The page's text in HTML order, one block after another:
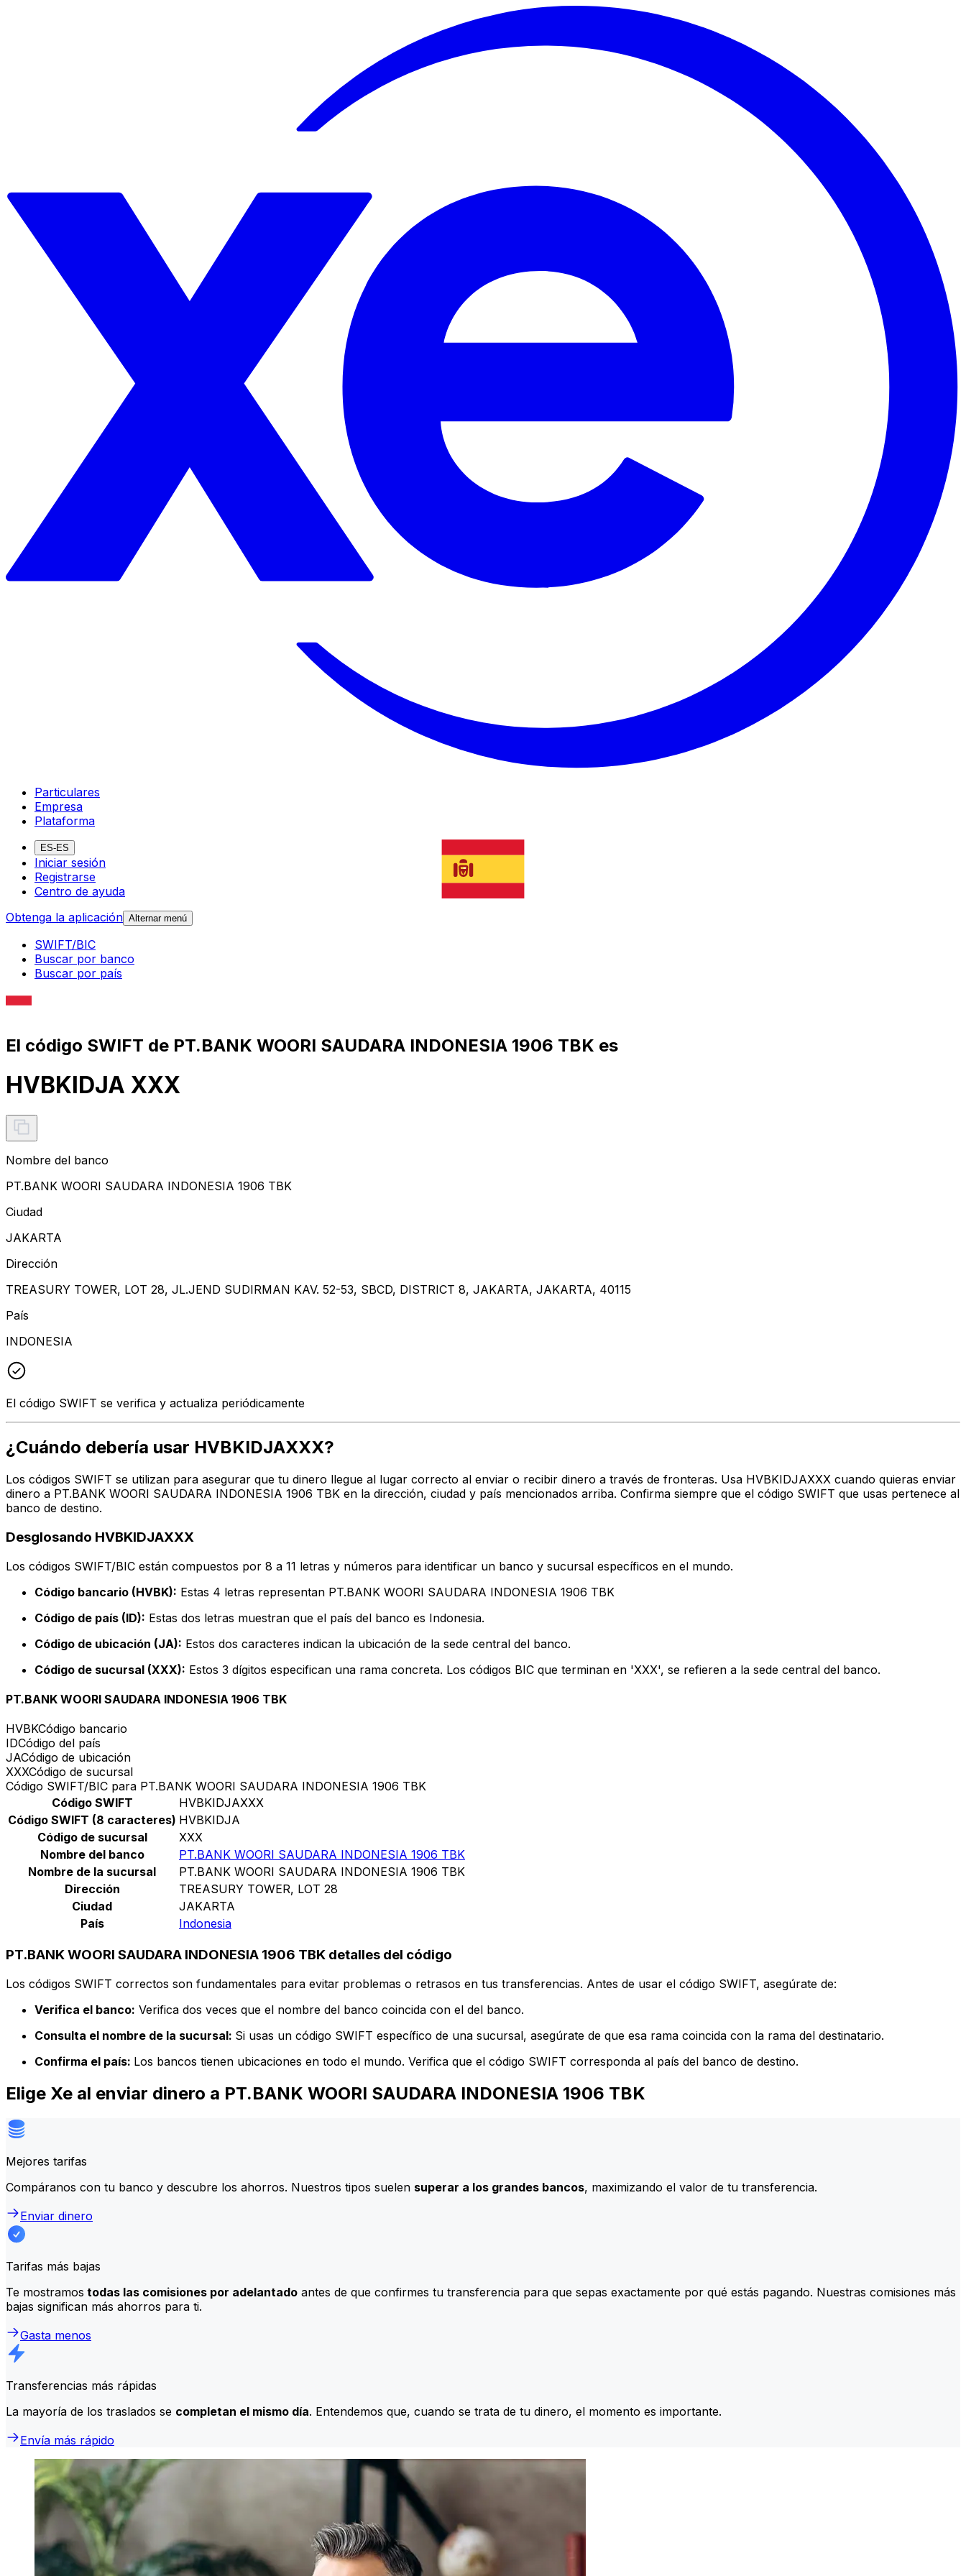
Particulares
Empresa
Plataforma
ES-ES
Iniciar sesión
Registrarse
Centro de ayuda
Obtenga la aplicación Alternar menú
SWIFT/BIC
Buscar por banco
Buscar por país
El código SWIFT de PT.BANK WOORI SAUDARA INDONESIA 1906 TBK es
HVBKIDJA XXX
Nombre del banco
PT.BANK WOORI SAUDARA INDONESIA 1906 TBK
Ciudad
JAKARTA
Dirección
TREASURY TOWER, LOT 28, JL.JEND SUDIRMAN KAV. 52-53, SBCD, DISTRICT 8, JAKARTA, JAKARTA, 40115
País
INDONESIA
El código SWIFT se verifica y actualiza periódicamente
¿Cuándo debería usar HVBKIDJAXXX?
Los códigos SWIFT se utilizan para asegurar que tu dinero llegue al lugar correcto al enviar o recibir dinero a través de fronteras. Usa HVBKIDJAXXX cuando quieras enviar
dinero a PT.BANK WOORI SAUDARA INDONESIA 1906 TBK en la dirección, ciudad y país mencionados arriba. Confirma siempre que el código SWIFT que usas pertenece al
banco de destino.
Desglosando HVBKIDJAXXX
Los códigos SWIFT/BIC están compuestos por 8 a 11 letras y números para identificar un banco y sucursal específicos en el mundo.
Código bancario (HVBK): Estas 4 letras representan PT.BANK WOORI SAUDARA INDONESIA 1906 TBK
Código de país (ID): Estas dos letras muestran que el país del banco es Indonesia.
Código de ubicación (JA): Estos dos caracteres indican la ubicación de la sede central del banco.
Código de sucursal (XXX): Estos 3 dígitos especifican una rama concreta. Los códigos BIC que terminan en 'XXX', se refieren a la sede central del banco.
PT.BANK WOORI SAUDARA INDONESIA 1906 TBK
HVBKCódigo bancario
IDCódigo del país
JACódigo de ubicación
XXXCódigo de sucursal
Código SWIFT/BIC para PT.BANK WOORI SAUDARA INDONESIA 1906 TBK
Código SWIFT
HVBKIDJAXXX
Código SWIFT (8 caracteres) HVBKIDJA
Código de sucursal
XXX
Nombre del banco
PT.BANK WOORI SAUDARA INDONESIA 1906 TBK
Nombre de la sucursal
PT.BANK WOORI SAUDARA INDONESIA 1906 TBK
Dirección
TREASURY TOWER, LOT 28
Ciudad
JAKARTA
País
Indonesia
PT.BANK WOORI SAUDARA INDONESIA 1906 TBK detalles del código
Los códigos SWIFT correctos son fundamentales para evitar problemas o retrasos en tus transferencias. Antes de usar el código SWIFT, asegúrate de:
Verifica el banco: Verifica dos veces que el nombre del banco coincida con el del banco.
Consulta el nombre de la sucursal: Si usas un código SWIFT específico de una sucursal, asegúrate de que esa rama coincida con la rama del destinatario.
Confirma el país: Los bancos tienen ubicaciones en todo el mundo. Verifica que el código SWIFT corresponda al país del banco de destino.
Elige Xe al enviar dinero a PT.BANK WOORI SAUDARA INDONESIA 1906 TBK
Mejores tarifas
Compáranos con tu banco y descubre los ahorros. Nuestros tipos suelen superar a los grandes bancos, maximizando el valor de tu transferencia.
Enviar dinero
Tarifas más bajas
Te mostramos todas las comisiones por adelantado antes de que confirmes tu transferencia para que sepas exactamente por qué estás pagando. Nuestras comisiones más
bajas significan más ahorros para ti.
Gasta menos
Transferencias más rápidas
La mayoría de los traslados se completan el mismo día. Entendemos que, cuando se trata de tu dinero, el momento es importante.
Envía más rápido